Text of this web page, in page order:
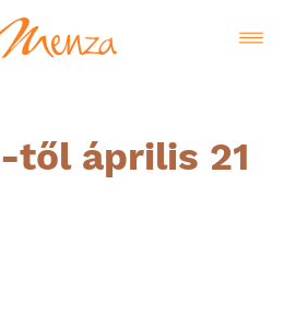
től április 21